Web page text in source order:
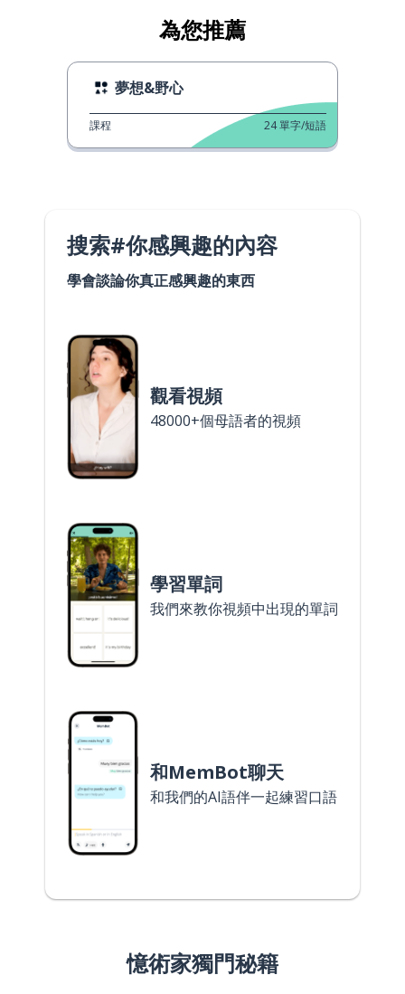
為您推薦
夢想&野心
課程 24單字/短語
搜索#你感興趣的內容
學會談論你真正感興趣的東西
觀看視頻
48000+個母語者的視頻
學習單詞
我們來教你視頻中出現的單詞
和MemBot聊天
和我們的AI語伴一起練習口語
憶術家獨門秘籍